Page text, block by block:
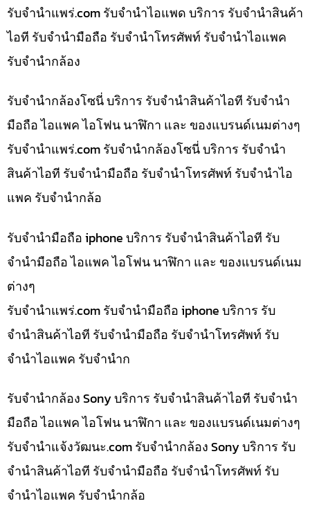
รับจํานําแพร่.com รับจำนำไอแพด บริการ รับจำนำสินค้า
ไอที รับจำนำมือถือ รับจำนำโทรศัพท์ รับจำนำไอแพค
รับจำนำกล้อง
รับจำนำกล้องโซนี่ บริการ รับจำนำสินค้าไอที รับจำนำ
มือถือ ไอแพค ไอโฟน นาฬิกา และ ของแบรนด์เนมต่างๆ
รับจํานําแพร่.com รับจำนำกล้องโซนี่ บริการ รับจำนำ
สินค้าไอที รับจำนำมือถือ รับจำนำโทรศัพท์ รับจำนำไอ
แพค รับจำนำกล้อ
รับจำนำมือถือ iphone บริการ รับจำนำสินค้าไอที รับ
จำนำมือถือ ไอแพค ไอโฟน นาฬิกา และ ของแบรนด์เนม
ต่างๆ
รับจํานําแพร่.com รับจำนำมือถือ iphone บริการ รับ
จำนำสินค้าไอที รับจำนำมือถือ รับจำนำโทรศัพท์ รับ
จำนำไอแพค รับจำนำก
รับจำนำกล้อง Sony บริการ รับจำนำสินค้าไอที รับจำนำ
มือถือ ไอแพค ไอโฟน นาฬิกา และ ของแบรนด์เนมต่างๆ
รับจํานําแจ้งวัฒนะ.com รับจำนำกล้อง Sony บริการ รับ
จำนำสินค้าไอที รับจำนำมือถือ รับจำนำโทรศัพท์ รับ
จำนำไอแพค รับจำนำกล้อ